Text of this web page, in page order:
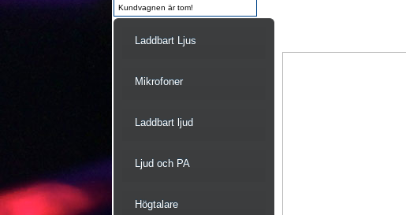
Kundvagnen är tom!
Laddbart Ljus
Mikrofoner
Laddbart ljud
Ljud och PA
Högtalare